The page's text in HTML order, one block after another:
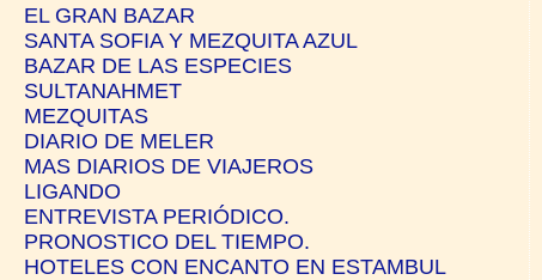
EL GRAN BAZAR
SANTA SOFIA Y MEZQUITA AZUL
BAZAR DE LAS ESPECIES
SULTANAHMET
MEZQUITAS
DIARIO DE MELER
MAS DIARIOS DE VIAJEROS
LIGANDO
ENTREVISTA PERIÓDICO.
PRONOSTICO DEL TIEMPO.
HOTELES CON ENCANTO EN ESTAMBUL